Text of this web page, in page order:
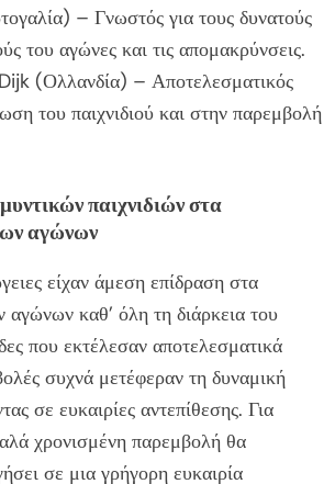
– Γνωστός για τους δυνατούς
του αγώνες και τις απομακρύνσεις.
(Ολλανδία) – Αποτελεσματικός
του παιχνιδιού και στην παρεμβολή
παιχνιδιών στα
αγώνων
είχαν άμεση επίδραση στα
καθ’ όλη τη διάρκεια του
που εκτέλεσαν αποτελεσματικά
συχνά μετέφεραν τη δυναμική
σε ευκαιρίες αντεπίθεσης. Για
χρονισμένη παρεμβολή θα
σε μια γρήγορη ευκαιρία